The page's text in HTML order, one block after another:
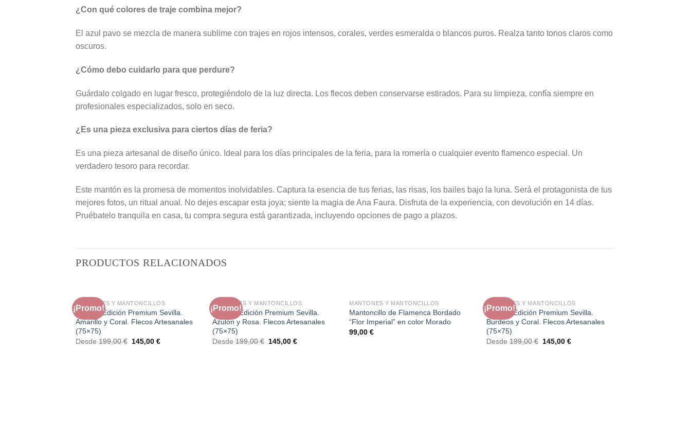
¿Con qué colores de traje combina mejor?
El azul pavo se mezcla de manera sublime con trajes en rojos intensos, corales, verdes esmeralda o blancos puros. Realza tanto tonos claros como
oscuros.
¿Cómo debo cuidarlo para que perdure?
Guárdalo colgado en lugar fresco, protegiéndolo de la luz directa. Los flecos deben conservarse estirados. Para su limpieza, confía siempre en
profesionales especializados, solo en seco.
¿Es una pieza exclusiva para ciertos días de feria?
Es una pieza artesanal de diseño único. Ideal para los días principales de la feria, para la romería o cualquier evento flamenco especial. Un
verdadero tesoro para recordar.
Este mantón es la promesa de momentos inolvidables. Captura la esencia de tus ferias, las risas, los bailes bajo la luna. Será el protagonista de tus
mejores fotos, un ritual anual. No dejes escapar esta joya; siente la magia de Ana Faura. Disfruta de la experiencia, con devolución en 14 días.
Pruébatelo tranquila en casa, tu compra segura está garantizada, incluyendo opciones de pago a plazos.
PRODUCTOS RELACIONADOS
¡Promo!
MANTONES Y MANTONCILLOS
Mantón Edición Premium Sevilla.
Amarillo y Coral. Flecos Artesanales
(75×75)
Desde 199,00€ El
145,00€El
¡Promo!
MANTONES Y MANTONCILLOS
Mantón Edición Premium Sevilla.
Azulón y Rosa. Flecos Artesanales
(75×75)
Desde199,00€ El
145,00€El
MANTONES Y MANTONCILLOS
Mantoncillo de Flamenca Bordado
“Flor Imperial” en color Morado
99,00€
¡Promo!
MANTONES Y MANTONCILLOS
Mantón Edición Premium Sevilla.
Burdeos y Coral. Flecos Artesanales
(75×75)
Desde199,00€ El
145,00 €El